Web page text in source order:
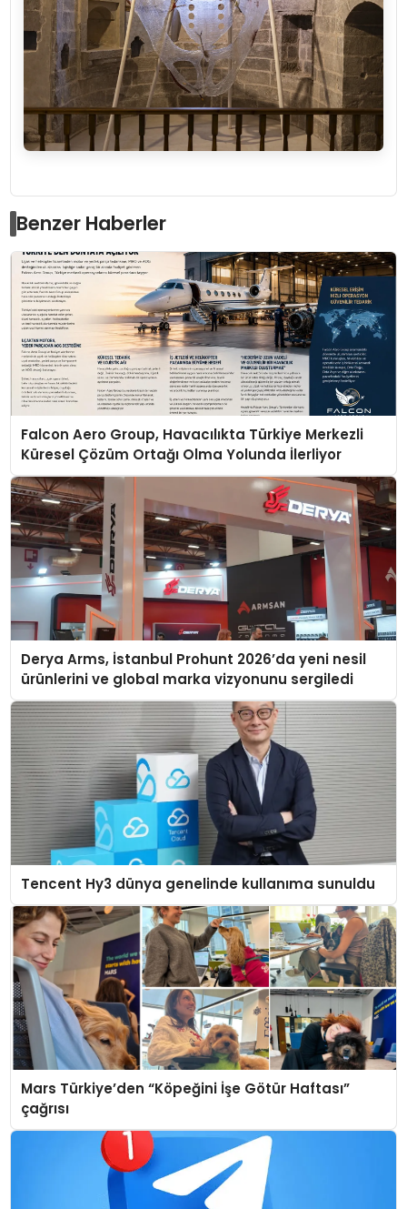
Benzer Haberler
Falcon Aero Group, Havacılıkta Türkiye Merkezli
Küresel Çözüm Ortağı Olma Yolunda İlerliyor
Derya Arms, İstanbul Prohunt 2026’da yeni nesil
ürünlerini ve global marka vizyonunu sergiledi
Tencent Hy3 dünya genelinde kullanıma sunuldu
Mars Türkiye’den “Köpeğini İşe Götür Haftası”
çağrısı